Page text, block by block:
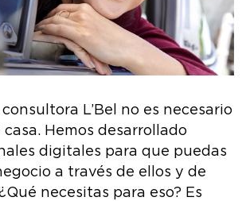
L’Bel no es necesario
Hemos desarrollado
digitales para que puedas
a través de ellos y de
necesitas para eso? Es